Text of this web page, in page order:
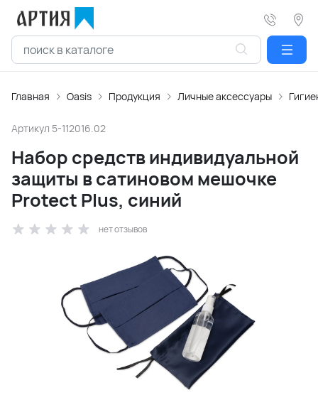
Главная Oasis Продукция Личные аксессуары
Артикул 5-112016.02
Набор средств индивидуальной
защиты в сатиновом мешочке
Protect Plus, синий
нет отзывов